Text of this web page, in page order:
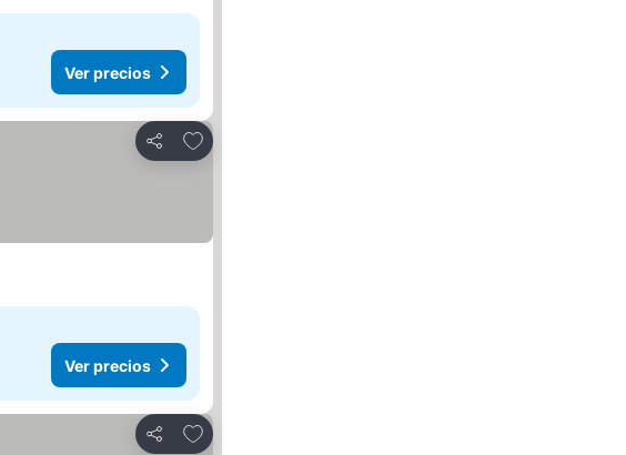
Ver precios
Compartir
Agregar a favoritos
Ver precios
Compartir
Agregar a favoritos